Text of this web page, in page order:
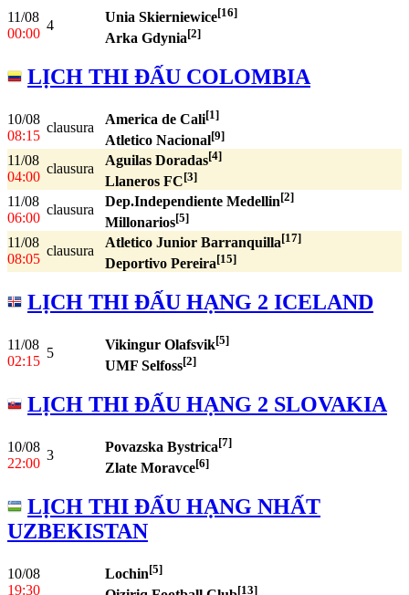
11/08
00:00
4
Unia Skierniewice[16]
Arka Gdynia[2]
LỊCH THI ĐẤU COLOMBIA
10/08
08:15
clausura
America de Cali[1]
Atletico Nacional[9]
11/08
04:00
clausura
Aguilas Doradas[4]
Llaneros FC[3]
11/08
06:00
clausura
Dep.Independiente Medellin[2]
Millonarios[5]
11/08
08:05
clausura
Atletico Junior Barranquilla[17]
Deportivo Pereira[15]
LỊCH THI ĐẤU HẠNG 2 ICELAND
11/08
02:15
5
Vikingur Olafsvik[5]
UMF Selfoss[2]
LỊCH THI ĐẤU HẠNG 2 SLOVAKIA
10/08
22:00
3
Povazska Bystrica[7]
Zlate Moravce[6]
LỊCH THI ĐẤU HẠNG NHẤT
UZBEKISTAN
10/08
19:30
Lochin[5]
[13]